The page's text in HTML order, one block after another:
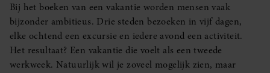
Bij het boeken van een vakantie worden mensen vaak
bijzonder ambitieus. Drie steden bezoeken in vijf dagen,
elke ochtend een excursie en iedere avond een activiteit.
Het resultaat? Een vakantie die voelt als een tweede
werkweek. Natuurlijk wil je zoveel mogelijk zien, maar